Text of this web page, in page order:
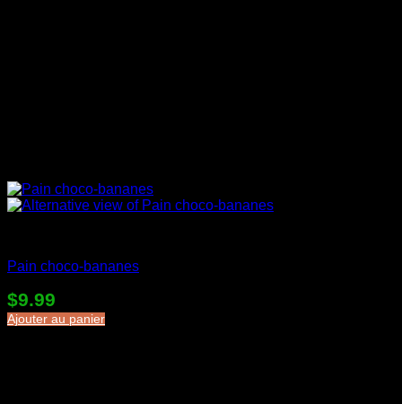
Pain choco-bananes
$9.99
Ajouter au panier